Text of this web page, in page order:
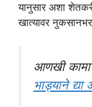
यानुसार अशा
खात्यावर
आणखी
भाड्याने